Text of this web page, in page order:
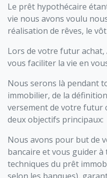
Le prêt hypothécaire
vie nous avons voulu
réalisation de rêves, le
Lors de votre futur achat,
vous faciliter la vie en
Nous serons là pendant
immobilier, de la
versement de votre futur
deux objectifs principaux:
Nous avons pour but de
bancaire et vous guider
techniques du prêt